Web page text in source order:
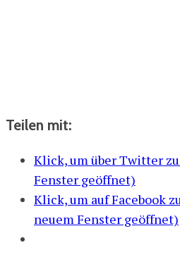
Teilen mit:
Klick, um über Twitter
Fenster geöffnet)
Klick, um auf Facebook
neuem Fenster geöffnet)